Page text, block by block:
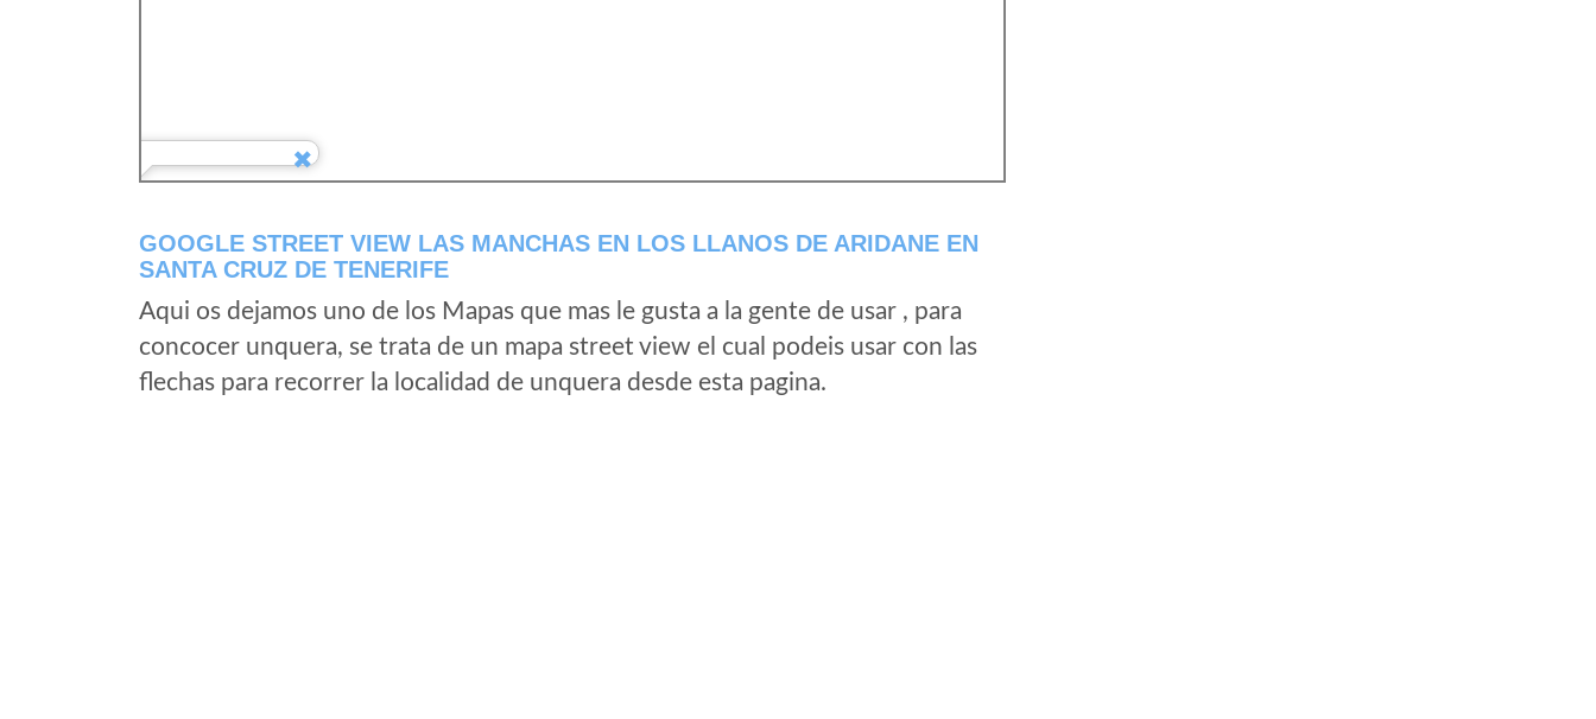
GOOGLE STREET VIEW LAS MANCHAS EN LOS LLANOS DE ARIDANE EN
SANTA CRUZ DE TENERIFE
Aqui os dejamos uno de los Mapas que mas le gusta a la gente de usar , para
concocer unquera, se trata de un mapa street view el cual podeis usar con las
flechas para recorrer la localidad de unquera desde esta pagina.